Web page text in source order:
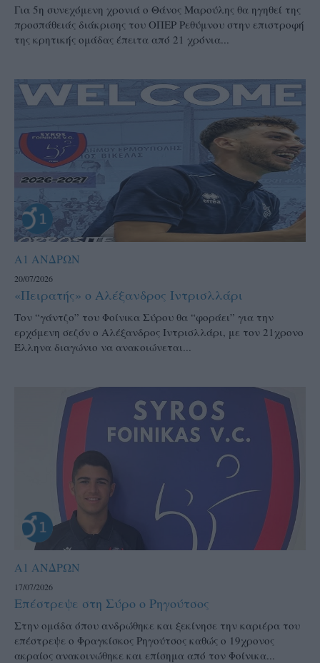
Για 5η συνεχόμενη χρονιά ο Θάνος Μαρούλης θα ηγηθεί της
προσπάθειάς διάκρισης του ΟΠΕΡ Ρεθύμνου στην επιστροφή
της κρητικής ομάδας έπειτα από 21 χρόνια...
Α1 ΑΝΔΡΩΝ
20/07/2026
«Πειρατής» ο Αλέξανδρος Ιντρισλλάρι
Τον “γάντζο” του Φοίνικα Σύρου θα “φοράει” για την
ερχόμενη σεζόν ο Αλέξανδρος Ιντρισλλάρι, με τον 21χρονο
Έλληνα διαγώνιο να ανακοιώνεται...
Α1 ΑΝΔΡΩΝ
17/07/2026
Επέστρεψε στη Σύρο ο Ρηγούτσος
Στην ομάδα όπου ανδρώθηκε και ξεκίνησε την καριέρα του
επέστρεψε ο Φραγκίσκος Ρηγούτσος καθώς ο 19χρονος
ακραίος ανακοινώθηκε και επίσημα από τον Φοίνικα...